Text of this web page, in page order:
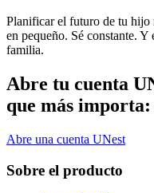
Planificar el futuro de tu hijo
en pequeño. Sé constante.
familia.
Abre tu cuenta
que más
Abre una cuenta UNest
Sobre el producto